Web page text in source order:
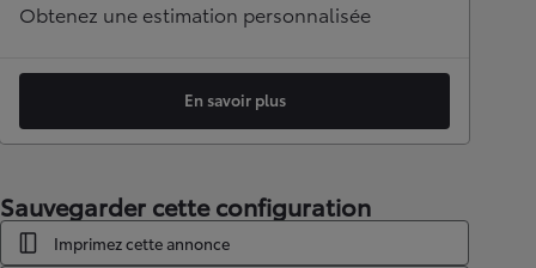
Obtenez une estimation personnalisée
En savoir plus
Sauvegarder cette configuration
Imprimez cette annonce